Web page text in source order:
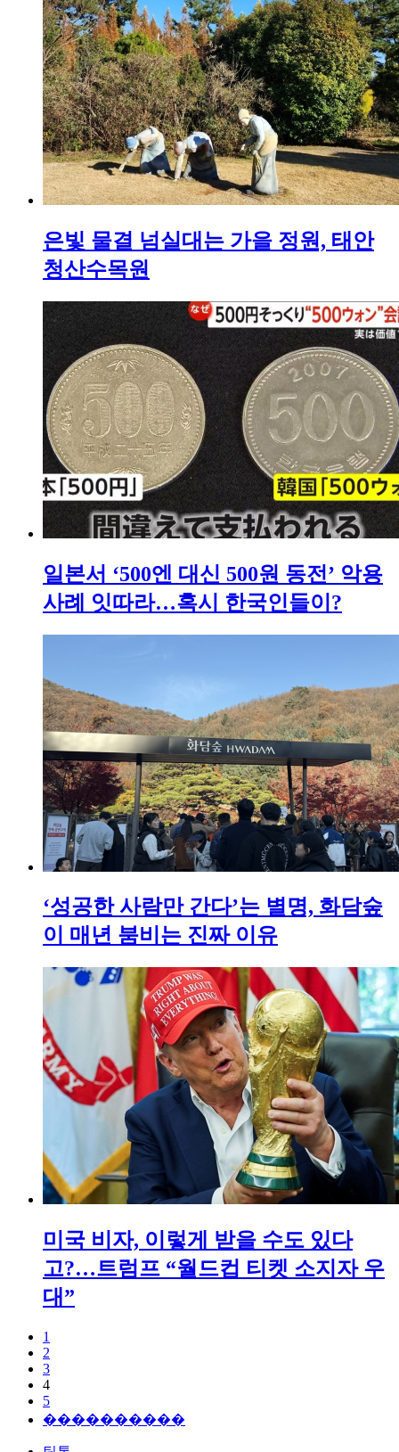
은빛 물결 넘실대는 가을 정원, 태안
청산수목원
일본서 ‘500엔 대신 500원 동전’ 악용
사례 잇따라…혹시 한국인들이?
‘성공한 사람만 간다’는 별명, 화담숲
이 매년 붐비는 진짜 이유
미국 비자, 이렇게 받을 수도 있다
고?…트럼프 “월드컵 티켓 소지자 우
대”
1
2
3
4
5
����������